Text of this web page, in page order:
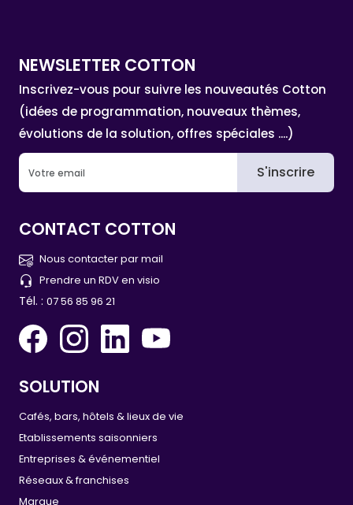
NEWSLETTER COTTON
Inscrivez-vous pour suivre les nouveautés Cotton
(idées de programmation, nouveaux thèmes,
évolutions de la solution, offres spéciales ....)
S'inscrire
CONTACT COTTON
Nous contacter par mail
Prendre un RDV en visio
Tél. : 07 56 85 96 21
SOLUTION
Cafés, bars, hôtels & lieux de vie
Etablissements saisonniers
Entreprises & événementiel
Réseaux & franchises
Marque